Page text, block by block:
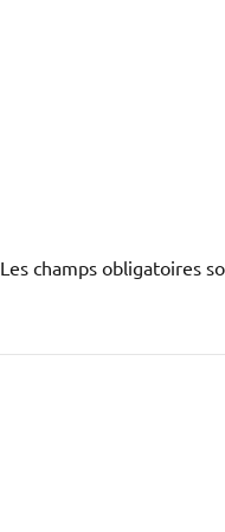
Les champs obligatoires